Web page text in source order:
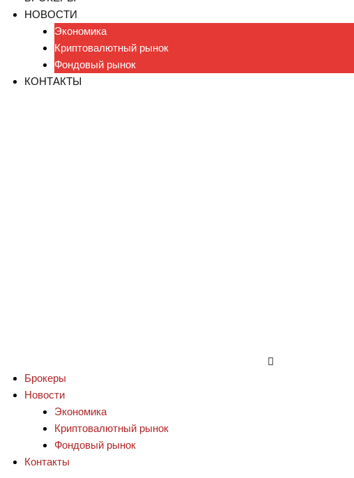
НОВОСТИ
Экономика
Криптовалютный рынок
Фондовый рынок
КОНТАКТЫ
Брокеры
Новости
Экономика
Криптовалютный рынок
Фондовый рынок
Контакты